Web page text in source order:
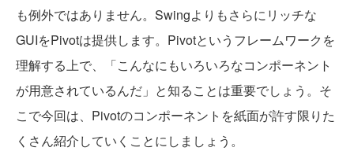
も例外ではありません。Swingよりもさらにリッチな
GUIをPivotは提供します。Pivotというフレームワークを
理解する上で、「こんなにもいろいろなコンポーネント
が用意されているんだ」と知ることは重要でしょう。そ
こで今回は、Pivotのコンポーネントを紙面が許す限りた
くさん紹介していくことにしましょう。